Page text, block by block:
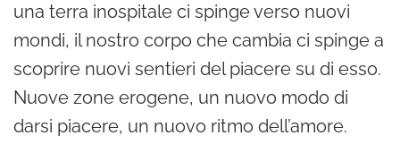
una terra inospitale ci spinge verso nuovi
mondi, il nostro corpo che cambia ci spinge a
scoprire nuovi sentieri del piacere su di esso.
Nuove zone erogene, un nuovo modo di
darsi piacere, un nuovo ritmo dell’amore.